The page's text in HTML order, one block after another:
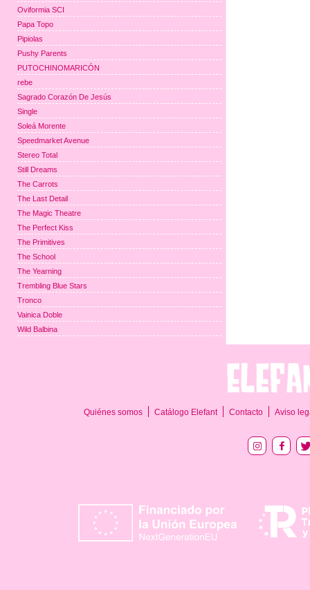
Oviformia SCI
Papa Topo
Pipiolas
Pushy Parents
PUTOCHINOMARICÓN
rebe
Sagrado Corazón De Jesús
Single
Soleá Morente
Speedmarket Avenue
Stereo Total
Still Dreams
The Carrots
The Last Detail
The Magic Theatre
The Perfect Kiss
The Primitives
The School
The Yearning
Trembling Blue Stars
Tronco
Vainica Doble
Wild Balbina
Quiénes somos Catálogo Elefant Contacto Aviso